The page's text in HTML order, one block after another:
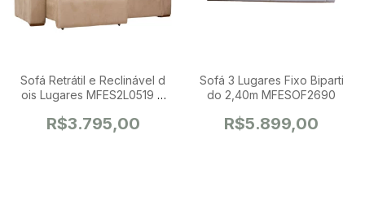
Sofá Retrátil e Reclinável d
ois Lugares MFES2L0519 1,
R$3.795,00
Sofá 3 Lugares Fixo Biparti
do 2,40m MFESOF2690
R$5.899,00